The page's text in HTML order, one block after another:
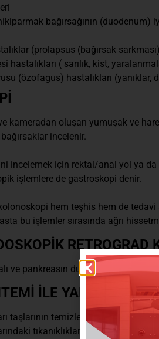
bağırsağının (duodenum)
(prolapsus (bağırsak
hastalıkları ( sarılık, kist,
(özofagus) hastalıkları (yanıklar,
ve kameradan oluşan yumuşak ve
incelenir.
incelemek için rektal/anal yol ya da
işlemlere de gastroskopi denir.
hem teşhis hem de
bu işlemler sırasında ağrı
RETROGRAD
ve pankreasın duodenoskop
İLE
taşlarının temizlenmesi
tıkanıklıkların açılması için